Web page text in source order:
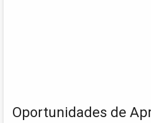
Oportunidades de